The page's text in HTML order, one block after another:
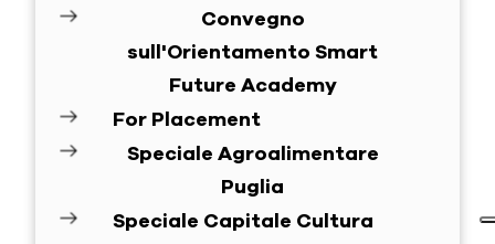
Convegno
sull'Orientamento Smart
Future Academy
For Placement
Speciale Agroalimentare
Puglia
Speciale Capitale Cultura